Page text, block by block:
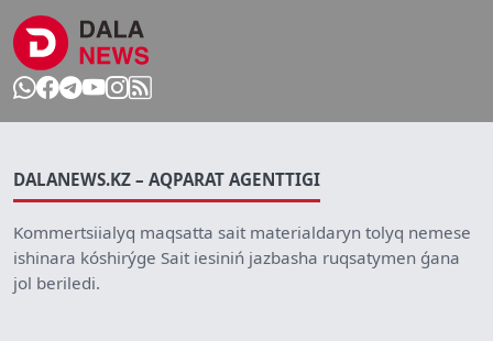
DALANEWS.KZ – AQPARAT AGENTTIGI
Kommertsiialyq maqsatta sait materialdaryn tolyq nemese
ishinara kóshirýge Sait iesiniń jazbasha ruqsatymen ǵana
jol beriledi.